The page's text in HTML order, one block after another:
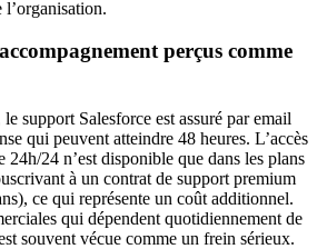
perçus comme
support Salesforce est assuré par email
qui peuvent atteindre 48 heures. L’accès
24h/24 n’est disponible que dans les plans
à un contrat de support premium
ce qui représente un coût additionnel.
qui dépendent quotidiennement de
souvent vécue comme un frein sérieux.